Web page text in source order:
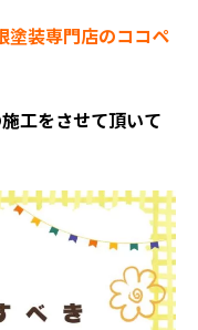
塗装専門店のココペ
工をさせて頂いて